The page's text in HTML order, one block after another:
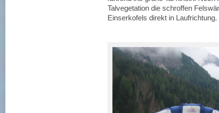
Talvegetation die schroffen
Einserkofels direkt in